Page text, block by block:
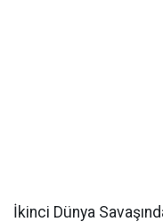
İkinci Dünya